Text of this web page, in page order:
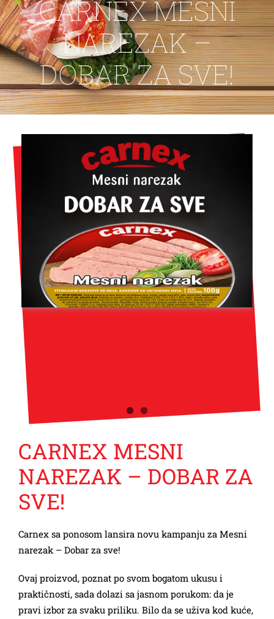
KONTAKT
CARNEX MESNI
NAREZAK –
DOBAR ZA SVE!
CARNEX MESNI
NAREZAK – DOBAR ZA
SVE!
Carnex sa ponosom lansira novu kampanju za Mesni
narezak – Dobar za sve!
Ovaj proizvod, poznat po svom bogatom ukusu i
praktičnosti, sada dolazi sa jasnom porukom: da je
pravi izbor za svaku priliku. Bilo da se uživa kod kuće,